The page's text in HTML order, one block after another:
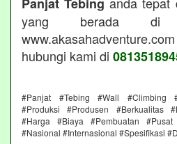
yang berada di
hubungi kami di
#Panjat #Tebing #Wall #Climbing
#Produksi #Produsen #Berkualitas
#Harga #Biaya #Pembuatan
#Nasional #Internasional #Spesifikasi